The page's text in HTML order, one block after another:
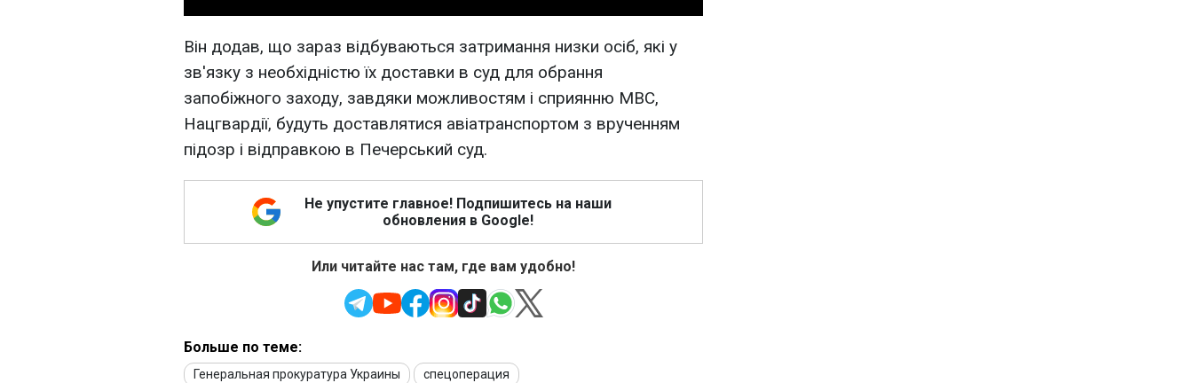
Він додав, що зараз відбуваються затримання низки осіб, які у
зв'язку з необхідністю їх доставки в суд для обрання
запобіжного заходу, завдяки можливостям і сприянню МВС,
Нацгвардії, будуть доставлятися авіатранспортом з врученням
підозр і відправкою в Печерський суд.
Не упустите главное! Подпишитесь на наши
обновления в Google!
Или читайте нас там, где вам удобно!
Больше по теме:
Генеральная прокуратура Украины спецоперация